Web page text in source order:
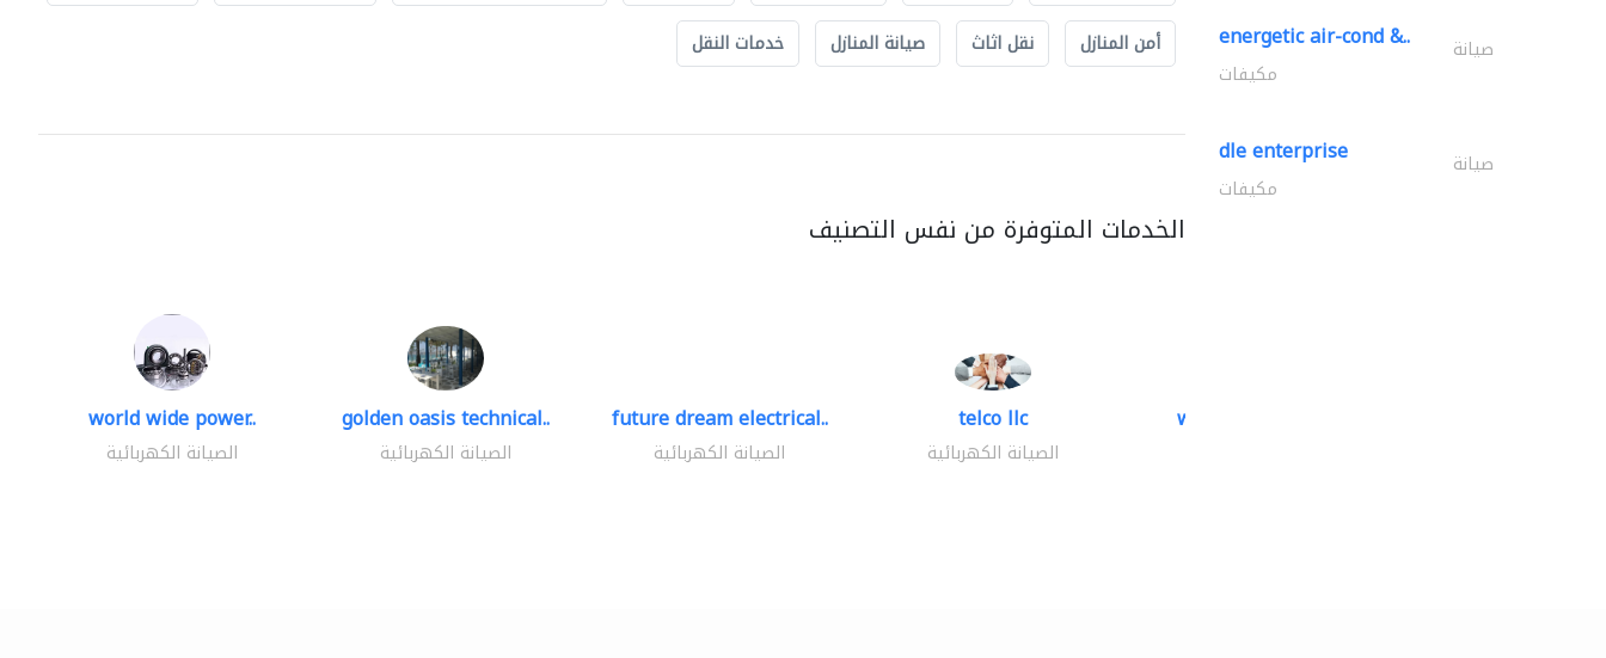
أمن المنازل
نقل اثاث صيانة المنازل خدمات النقل
الخدمات المتوفرة من نفس التصنيف
world wide power..
الصيانة الكهربائية
golden oasis technical..
الصيانة الكهربائية
future dream electrical..
الصيانة الكهربائية
telco llc
الصيانة الكهربائية
white arch general..
energetic air-cond &.. صيانة
مكيفات
dle enterprise صيانة
مكيفات